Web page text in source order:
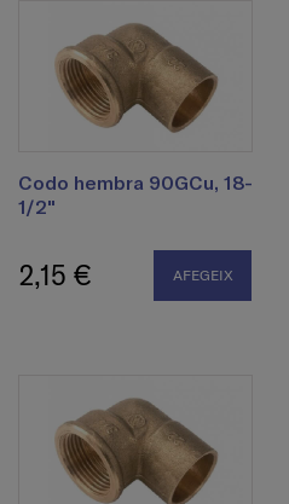
Codo hembra 90GCu, 18-
1/2"
2,15 € AFEGEIX